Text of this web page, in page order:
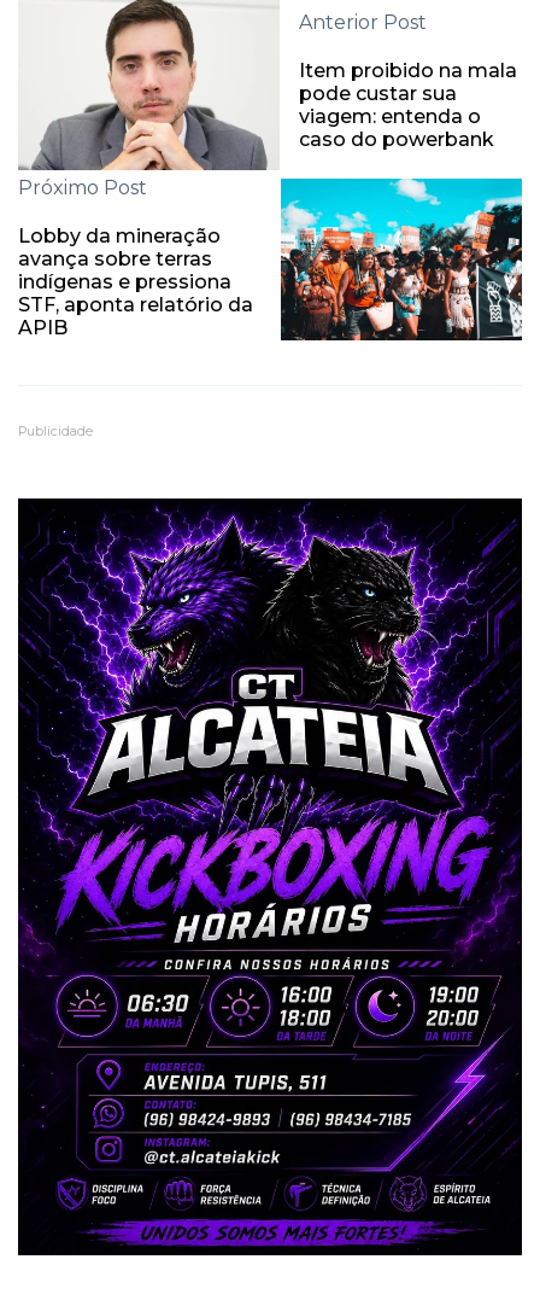
Anterior Post
Item proibido na mala
pode custar sua
viagem: entenda o
caso do powerbank
Próximo Post
Lobby da mineração
avança sobre terras
indígenas e pressiona
STF, aponta relatório da
APIB
Publicidade